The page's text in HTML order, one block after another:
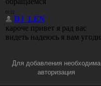
Для добавления необходима
авторизация